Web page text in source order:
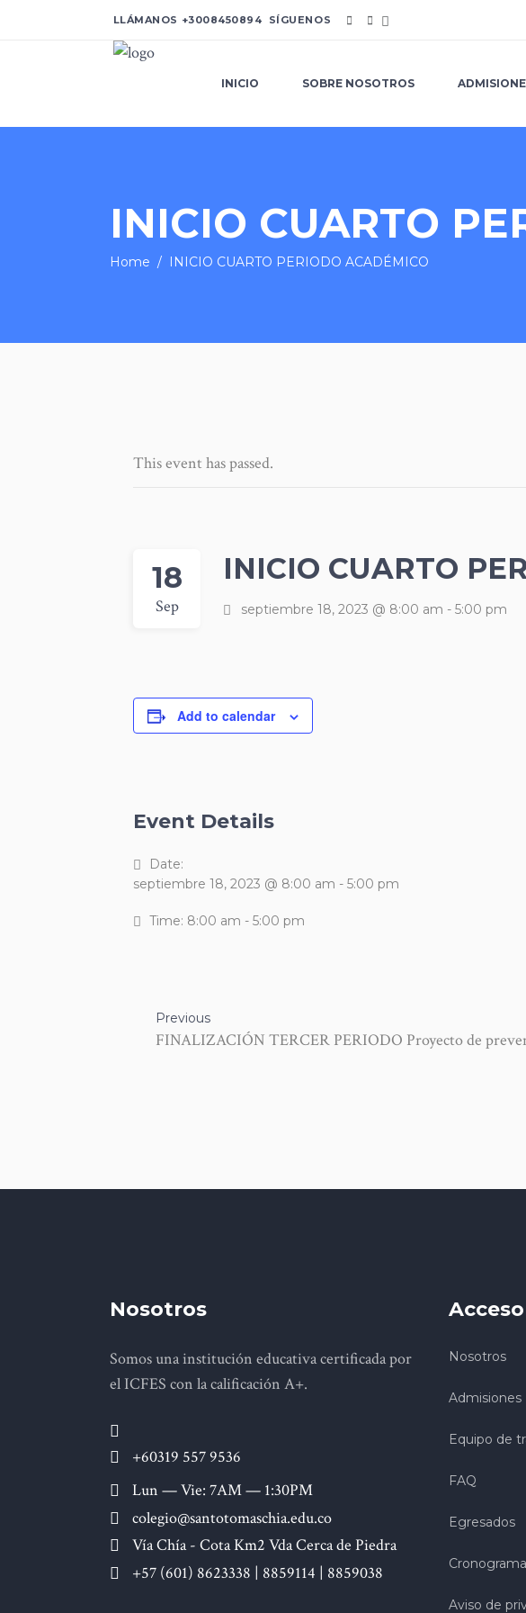
LLÁMANOS +3008450894 SÍGUENOS
INICIO SOBRE NOSOTROS
INICIO CUARTO
Home / INICIO CUARTO PERIODO ACADÉMICO
This event has passed.
18
Sep
INICIO CUARTO
septiembre 18, 2023 @ 8:00 am - 5:00 pm
Add to calendar
Event Details
Date:
septiembre 18, 2023 @ 8:00 am - 5:00 pm
Time: 8:00 am - 5:00 pm
Previous
FINALIZACIÓN TERCER PERIODO Proyecto de
Nosotros
Somos una institución educativa certificada por
el ICFES con la calificación A+.
+60319 557 9536
Lun — Vie: 7AM — 1:30PM
colegio@santotomaschia.edu.co
Vía Chía - Cota Km2 Vda Cerca de Piedra
+57 (601) 8623338 | 8859114 | 8859038
Nosotros
Admisiones
Equipo de
FAQ
Egresados
Cronograma
Aviso de